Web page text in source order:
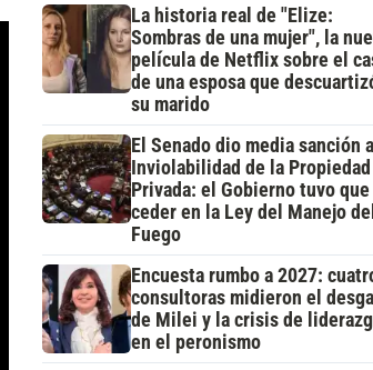
La historia real de "Elize:
Sombras de una mujer", la
película de Netflix sobre el
de una esposa que
su marido
El Senado dio media sanción
Inviolabilidad de la Propiedad
Privada: el Gobierno tuvo que
ceder en la Ley del Manejo del
Fuego
Encuesta rumbo a 2027:
consultoras midieron el
de Milei y la crisis de
en el peronismo